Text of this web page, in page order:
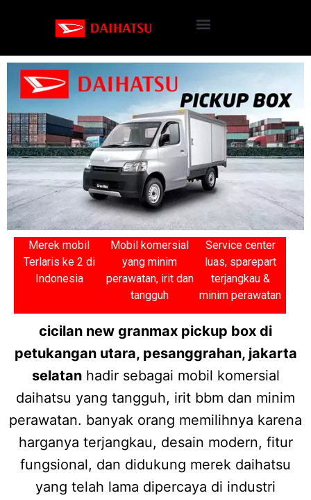
Merek mobil
Terlaris ke 2 di
Indonesia
Mobil komersial
yang minim
perawatan, irit dan
tangguh
Service center
luas, sparepart
terjangkau &
minim perawatan
cicilan new granmax pickup box di
petukangan utara, pesanggrahan, jakarta
selatanhadir sebagai mobil komersial
daihatsu yang tangguh, irit bbm dan minim
perawatan. banyak orang memilihnya karena
harganya terjangkau, desain modern, fitur
fungsional, dan didukung merek daihatsu
yang telah lama dipercaya di industri